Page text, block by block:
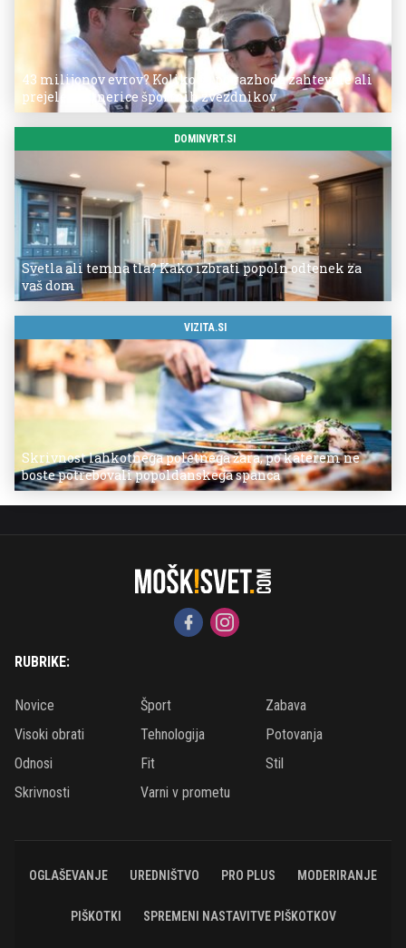
43 milijonov evrov? Koliko so po razhodu zahtevale ali
prejele partnerice športnih zvezdnikov
DOMINVRT.SI
Svetla ali temna tla? Kako izbrati popoln odtenek za
vaš dom
VIZITA.SI
Skrivnost lahkotnega poletnega žara, po katerem ne
boste potrebovali popoldanskega spanca
RUBRIKE:
Novice Šport
Zabava
Visoki obrati
Tehnologija
Potovanja
Odnosi
Fit
Stil
Skrivnosti
Varni v prometu
OGLAŠEVANJE UREDNIŠTVO PRO PLUS MODERIRANJE
PIŠKOTKI SPREMENI NASTAVITVE PIŠKOTKOV